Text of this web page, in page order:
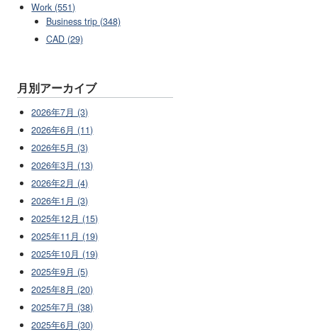
Work (551)
Business trip (348)
CAD (29)
月別アーカイブ
2026年7月 (3)
2026年6月 (11)
2026年5月 (3)
2026年3月 (13)
2026年2月 (4)
2026年1月 (3)
2025年12月 (15)
2025年11月 (19)
2025年10月 (19)
2025年9月 (5)
2025年8月 (20)
2025年7月 (38)
2025年6月 (30)